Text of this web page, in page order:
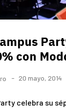
con
20 mayo, 2014
celebra su